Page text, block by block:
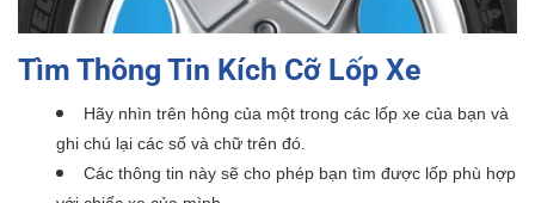
Tìm Thông Tin Kích Cỡ Lốp Xe
Hãy nhìn trên hông của một trong các lốp xe của bạn và
ghi chú lại các số và chữ trên đó.
Các thông tin này sẽ cho phép bạn tìm được lốp phù hợp